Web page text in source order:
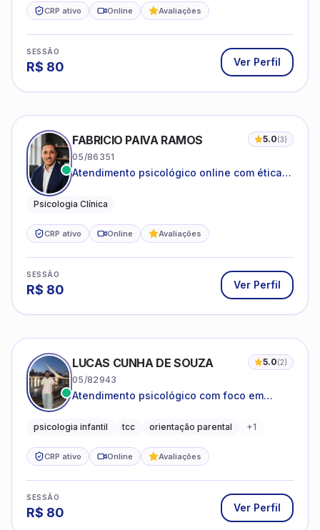
CRP ativo Online Avaliações
SESSÃO
R$ 80 Ver Perfil
FABRICIO PAIVA RAMOS 5.0(3)
05/86351
Atendimento psicológico online com ética,
Psicologia Clínica
CRP ativo Online Avaliações
SESSÃO
R$ 80 Ver Perfil
LUCAS CUNHA DE SOUZA 5.0(2)
05/82943
Atendimento psicológico com foco em
promovendo equilíbrio emocional e
psicologia infantil tcc orientação parental +1
CRP ativo Online Avaliações
SESSÃO
R$ 80 Ver Perfil